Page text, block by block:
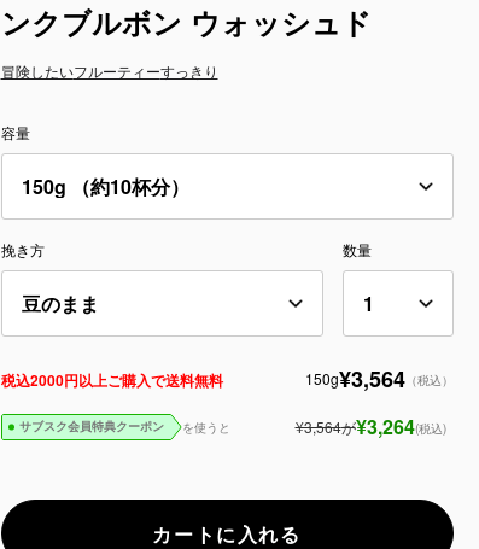
ンクブルボン ウォッシュド
冒険したいフルーティーすっきり
容量
挽き方 数量
税込2000円以上ご購入で送料無料 150g¥3,564（税込）
サブスク会員特典クーポン を使うと ¥3,564が¥3,264(税込)
カートに入れる